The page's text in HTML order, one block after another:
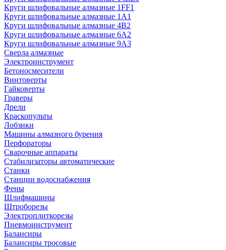
Круги шлифовальные алмазные 1FF1
Круги шлифовальные алмазные 1А1
Круги шлифовальные алмазные 4В2
Круги шлифовальные алмазные 6A2
Круги шлифовальные алмазные 9А3
Сверла алмазные
Электроинструмент
Бетоносмесители
Винтоверты
Гайковерты
Граверы
Дрели
Краскопульты
Лобзики
Машины алмазного бурения
Перфораторы
Сварочные аппараты
Стабилизаторы автоматические
Станки
Станции водоснабжения
Фены
Шлифмашины
Штроборезы
Электроплиткорезы
Пневмоинструмент
Балансиры
Балансиры тросовые